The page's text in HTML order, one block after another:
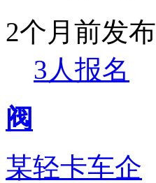
2个月前发布
3人报名
阀
某轻卡车企